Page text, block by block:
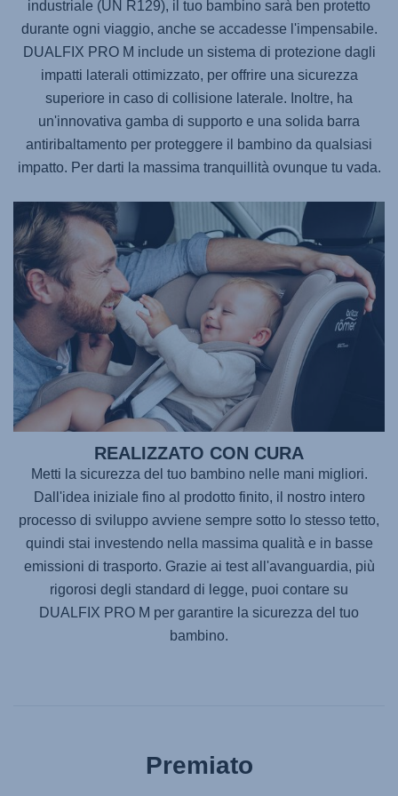
industriale (UN R129), il tuo bambino sarà ben protetto
durante ogni viaggio, anche se accadesse l'impensabile.
DUALFIX PRO M include un sistema di protezione dagli
impatti laterali ottimizzato, per offrire una sicurezza
superiore in caso di collisione laterale. Inoltre, ha
un'innovativa gamba di supporto e una solida barra
antiribaltamento per proteggere il bambino da qualsiasi
impatto. Per darti la massima tranquillità ovunque tu vada.
REALIZZATO CON CURA
Metti la sicurezza del tuo bambino nelle mani migliori.
Dall'idea iniziale fino al prodotto finito, il nostro intero
processo di sviluppo avviene sempre sotto lo stesso tetto,
quindi stai investendo nella massima qualità e in basse
emissioni di trasporto. Grazie ai test all'avanguardia, più
rigorosi degli standard di legge, puoi contare su
DUALFIX PRO M per garantire la sicurezza del tuo
bambino.
Premiato